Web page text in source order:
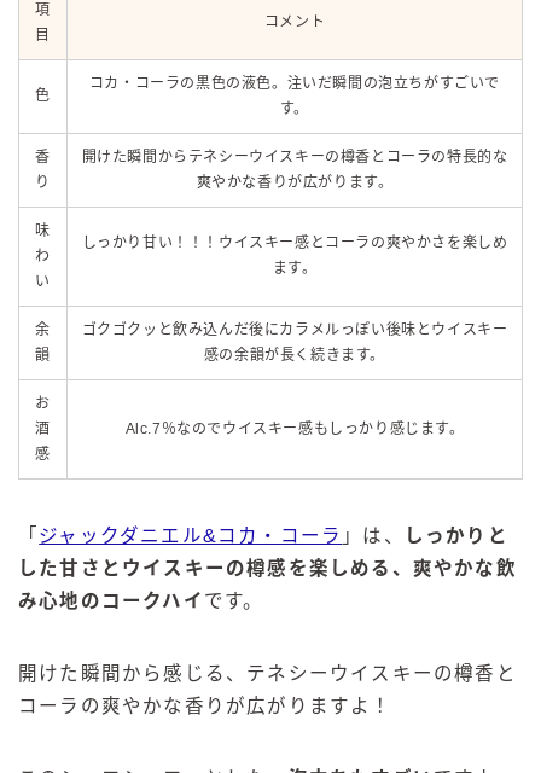
項
目
コメント
色
コカ・コーラの黒色の液色。注いだ瞬間の泡立ちがすごいで
す。
香
り
開けた瞬間からテネシーウイスキーの樽香とコーラの特長的な
爽やかな香りが広がります。
味
わ
い
しっかり甘い！！！ウイスキー感とコーラの爽やかさを楽しめ
ます。
余
韻
ゴクゴクッと飲み込んだ後にカラメルっぽい後味とウイスキー
感の余韻が長く続きます。
お
酒
感
Alc.7％なのでウイスキー感もしっかり感じます。
「 ジャックダニエル&コカ・コーラ 」は、
しっかりと
した甘さとウイスキーの樽感を楽しめる、爽やかな飲
み心地のコークハイ です。
開けた瞬間から感じる、テネシーウイスキーの樽香と
コーラの爽やかな香りが広がりますよ！